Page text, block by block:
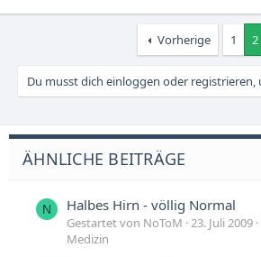
Vorherige 1 2
Du musst dich einloggen oder
ÄHNLICHE BEITRÄGE
N Halbes Hirn - völlig Normal
Gestartet von NoToM 23. Juli 2009
Medizin